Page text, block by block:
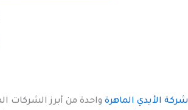
شركة الأيدي الماهرة واحدة من أبرز الشركات